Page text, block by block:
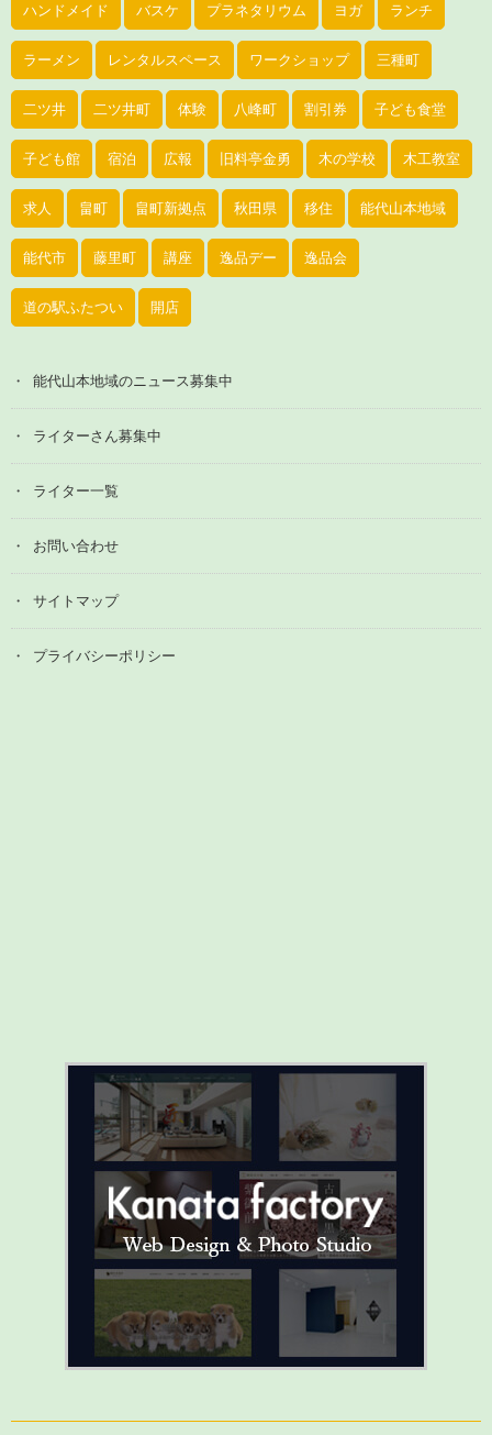
ハンドメイド バスケ プラネタリウム ヨガ ランチ
ラーメン レンタルスペース ワークショップ 三種町
二ツ井 二ツ井町 体験 八峰町 割引券 子ども食堂
子ども館 宿泊 広報 旧料亭金勇 木の学校 木工教室
求人 畠町 畠町新拠点 秋田県 移住 能代山本地域
能代市 藤里町 講座 逸品デー 逸品会
道の駅ふたつい 開店
能代山本地域のニュース募集中
ライターさん募集中
ライター一覧
お問い合わせ
サイトマップ
プライバシーポリシー